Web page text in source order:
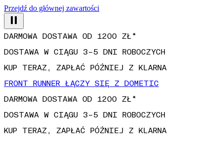
Przejdź do głównej zawartości
DOSTAWA W CIĄGU 3–5 DNI ROBOCZYCH
KUP TERAZ, ZAPŁAĆ PÓŹNIEJ Z KLARNA
FRONT RUNNER ŁĄCZY SIĘ Z DOMETIC
DARMOWA DOSTAWA OD 1200 ZŁ*
DOSTAWA W CIĄGU 3–5 DNI ROBOCZYCH
KUP TERAZ, ZAPŁAĆ PÓŹNIEJ Z KLARNA
FRONT RUNNER ŁĄCZY SIĘ Z DOMETIC